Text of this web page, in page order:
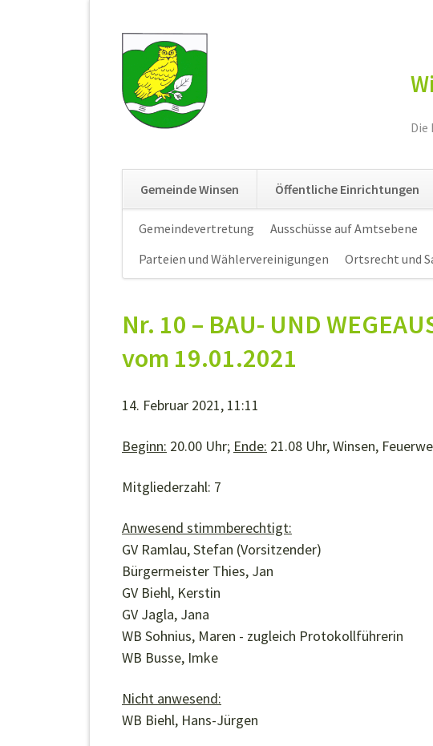
Die
Gemeinde Winsen Öffentliche Einrichtungen
Gemeindevertretung Ausschüsse auf Amtsebene
Parteien und Wählervereinigungen
Ortsrecht und
Nr. 10 – BAU- UND
vom 19.01.2021
14. Februar 2021, 11:11
Beginn: 20.00 Uhr; Ende: 21.08 Uhr, Winsen,
Mitgliederzahl: 7
Anwesend stimmberechtigt:
GV Ramlau, Stefan (Vorsitzender)
Bürgermeister Thies, Jan
GV Biehl, Kerstin
GV Jagla, Jana
WB Sohnius, Maren - zugleich Protokollführerin
WB Busse, Imke
Nicht anwesend:
WB Biehl, Hans-Jürgen